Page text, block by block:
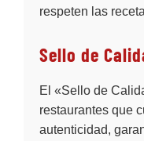
respeten las
Sello de
El «Sello de
restaurantes que
autenticidad,